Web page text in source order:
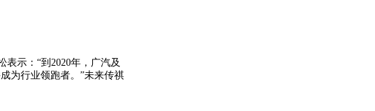
示：“到2020年，广汽及
为行业领跑者。”未来传祺